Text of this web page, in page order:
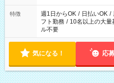
ください！
特徴 週1日からOK / 日払いOK /
フト勤務 / 10名以上の大量
ル不要
気になる！ 応